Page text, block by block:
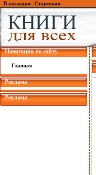
В закладки Стартовая
Навигация по сайту
Главная
Реклама
Реклама